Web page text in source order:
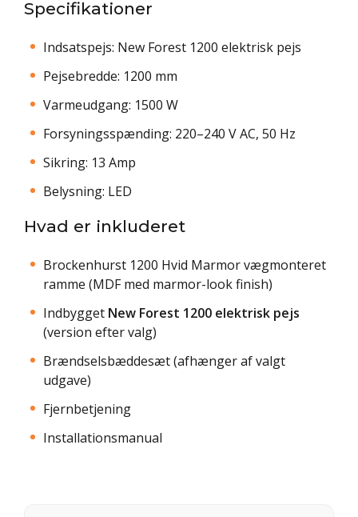
Specifikationer
Indsatspejs: New Forest 1200 elektrisk pejs
Pejsebredde: 1200 mm
Varmeudgang: 1500 W
Forsyningsspænding: 220–240 V AC, 50 Hz
Sikring: 13 Amp
Belysning: LED
Hvad er inkluderet
Brockenhurst 1200 Hvid Marmor vægmonteret
ramme (MDF med marmor-look finish)
Indbygget New Forest 1200 elektrisk pejs
(version efter valg)
Brændselsbæddesæt (afhænger af valgt
udgave)
Fjernbetjening
Installationsmanual